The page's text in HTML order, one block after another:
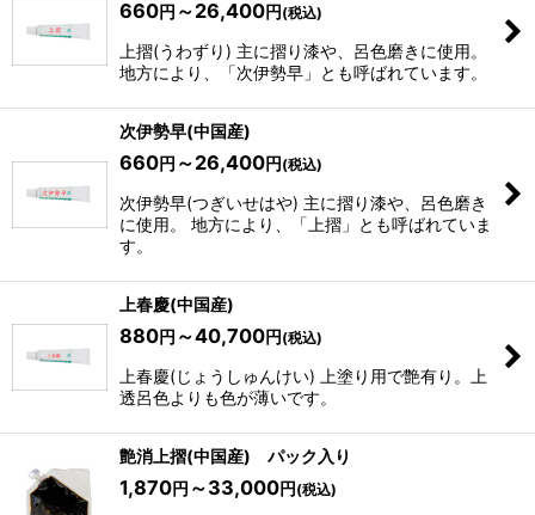
660円 ～26,400円(税込)
上摺(うわずり) 主に摺り漆や、呂色磨きに使用。
地方により、「次伊勢早」とも呼ばれています。
次伊勢早(中国産)
660円 ～26,400円(税込)
次伊勢早(つぎいせはや) 主に摺り漆や、呂色磨き
に使用。 地方により、「上摺」とも呼ばれていま
す。
上春慶(中国産)
880円 ～40,700円(税込)
上春慶(じょうしゅんけい) 上塗り用で艶有り。上
透呂色よりも色が薄いです。
艶消上摺(中国産) パック入り
1,870円 ～33,000円(税込)